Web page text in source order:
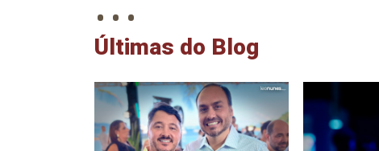
Últimas do Blog